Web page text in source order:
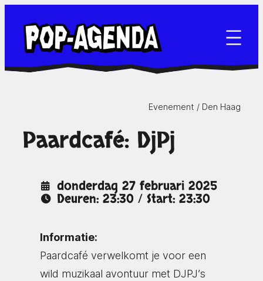
naar
inhoud
Evenement / Den Haag
Paardcafé: DjPj
donderdag 27 februari 2025
Deuren: 23:30 / Start: 23:30
Informatie:
Paardcafé verwelkomt je voor een
wild muzikaal avontuur met DJPJ’s